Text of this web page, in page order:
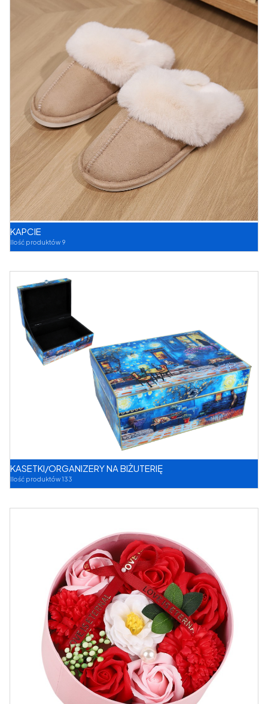
KAPCIE
Ilość produktów 9
KASETKI/ORGANIZERY NA BIŻUTERIĘ
Ilość produktów 133